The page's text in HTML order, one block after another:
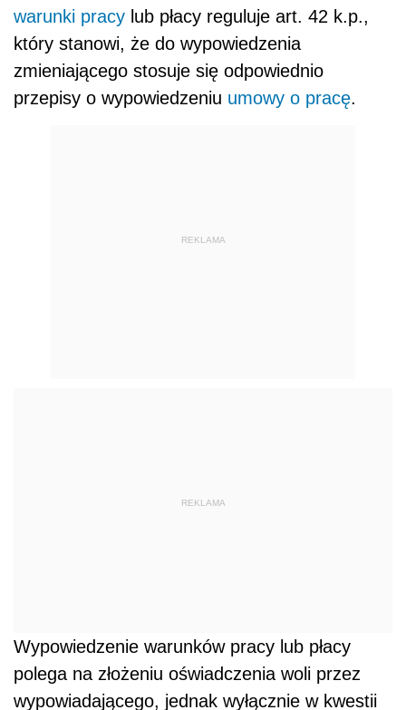
warunki pracy lub płacy reguluje art. 42 k.p.,
który stanowi, że do wypowiedzenia
zmieniającego stosuje się odpowiednio
przepisy o wypowiedzeniu umowy o pracę.
REKLAMA
REKLAMA
Wypowiedzenie warunków pracy lub płacy
polega na złożeniu oświadczenia woli przez
wypowiadającego, jednak wyłącznie w kwestii